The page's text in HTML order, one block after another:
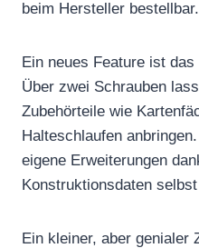
beim Hersteller bestellbar.
Ein neues Feature ist
Über zwei Schrauben
Zubehörteile wie
Halteschlaufen
eigene Erweiterungen
Konstruktionsdaten
Ein kleiner, aber genialer